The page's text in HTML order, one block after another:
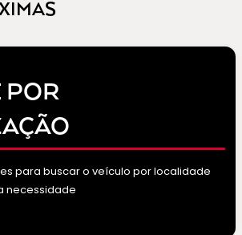
POR
para buscar o veículo por localidade
necessidade